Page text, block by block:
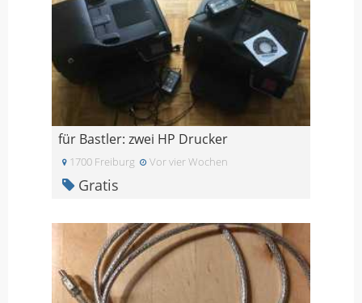
für Bastler: zwei HP Drucker
1700 Freiburg Vor vier Wochen
Gratis